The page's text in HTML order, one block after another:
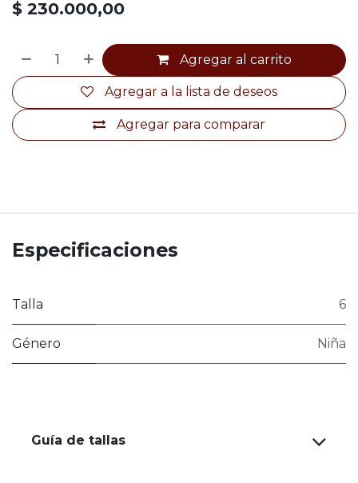
$ 230.000,00
Agregar al carrito
Agregar para comparar
Agregar a la lista de deseos
Especificaciones
Talla 6
Género Niña
Guía de tallas